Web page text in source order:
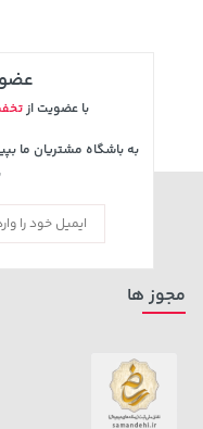
27,280,000 تومان
با عضویت از
به باشگاه مشتریان ما
مجوز ها